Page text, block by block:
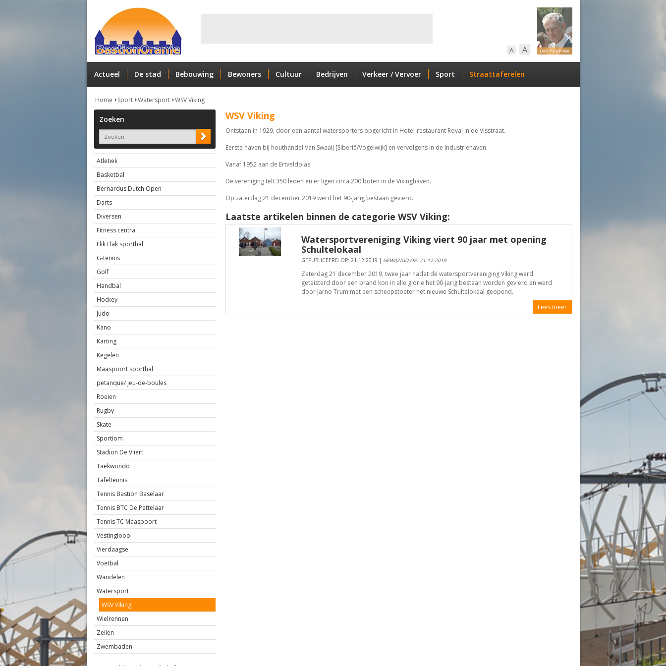
A A
Actueel De stad Bebouwing Bewoners Cultuur Bedrijven Verkeer / Vervoer Sport Straattaferelen
Home Sport Watersport WSV Viking
Zoeken
Atletiek
Basketbal
Bernardus Dutch Open
Darts
Diversen
Fitness centra
Flik Flak sporthal
G-tennis
Golf
Handbal
Hockey
Judo
Kano
Karting
Kegelen
Maaspoort sporthal
petanque/ jeu-de-boules
Roeien
Rugby
Skate
Sportiom
Stadion De Vliert
Taekwondo
Tafeltennis
Tennis Bastion Baselaar
Tennis BTC De Pettelaar
Tennis TC Maaspoort
Vestingloop
Vierdaagse
Voetbal
Wandelen
Watersport
WSV Viking
Wielrennen
Zeilen
Zwembaden
WSV Viking
Ontstaan in 1929, door een aantal watersporters opgericht in Hotel-restaurant Royal in de Visstraat.
Eerste haven bij houthandel Van Swaaij [Siberië/Vogelwijk] en vervolgens in de Industriehaven.
Vanaf 1952 aan de Ertveldplas.
De vereniging telt 350 leden en er ligen circa 200 boten in de Vikinghaven.
Op zaterdag 21 december 2019 werd het 90-jarig bestaan gevierd.
Laatste artikelen binnen de categorie WSV Viking:
Watersportvereniging Viking viert 90 jaar met opening
Schultelokaal
GEPUBLICEERD OP: 21-12-2019 | GEWIJZIGD OP: 21-12-2019
Zaterdag 21 december 2019, twee jaar nadat de watersportvereniging Viking werd
geteisterd door een brand kon in alle glorie het 90-jarig bestaan worden gevierd en werd
door Jarno Trum met een scheepstoeter het nieuwe Schultelokaal geopend.
Lees meer